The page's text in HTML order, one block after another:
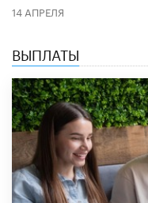
14 АПРЕЛЯ
ВЫПЛАТЫ